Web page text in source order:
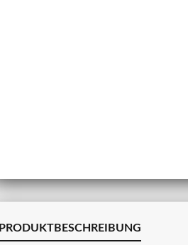
PRODUKTBESCHREIBUNG